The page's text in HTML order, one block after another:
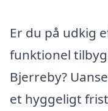
Er du på udkig
funktionel
Bjerreby?
et hyggeligt